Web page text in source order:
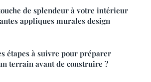
de splendeur à votre intérieur
appliques murales design
étapes à suivre pour préparer
terrain avant de construire ?